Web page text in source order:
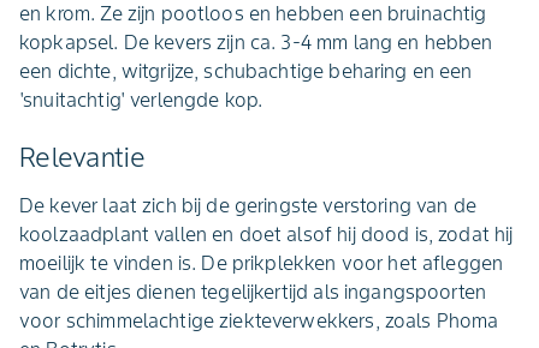
en krom. Ze zijn pootloos en hebben een bruinachtig
kopkapsel. De kevers zijn ca. 3-4 mm lang en hebben
een dichte, witgrijze, schubachtige beharing en een
'snuitachtig' verlengde kop.
Relevantie
De kever laat zich bij de geringste verstoring van de
koolzaadplant vallen en doet alsof hij dood is, zodat hij
moeilijk te vinden is. De prikplekken voor het afleggen
van de eitjes dienen tegelijkertijd als ingangspoorten
voor schimmelachtige ziekteverwekkers, zoals Phoma